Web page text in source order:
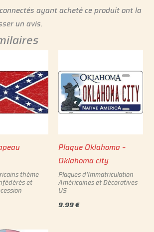
ayant acheté ce produit ont la
un avis.
thème
et
Plaque Oklahoma –
Oklahoma city
Plaques d'Immatriculation
Américaines et Décoratives
US
9.99€